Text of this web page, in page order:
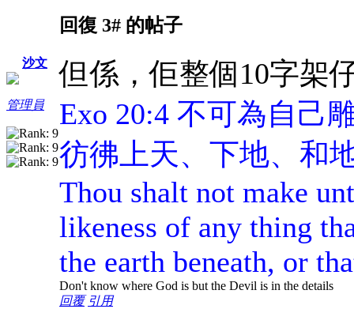
沙文
管理員
回復 3# 的帖子
但係，佢整個10字架
Exo 20:4 不可為自己
彷彿上天、下地、和
Thou shalt not make
likeness of any thing
the earth beneath, or
Don't know where God is but the Devil is in the details
回覆 引用